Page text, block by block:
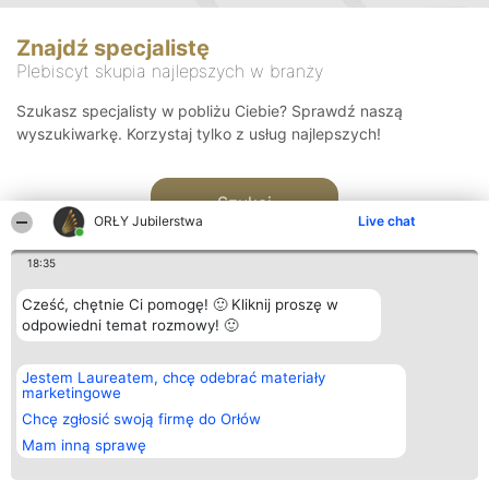
ORŁY Jubilerstwa Live chat
18:35
Cześć, chętnie Ci pomogę! 🙂 Kliknij proszę w
odpowiedni temat rozmowy! 🙂
Jestem Laureatem, chcę odebrać materiały
marketingowe
Chcę zgłosić swoją firmę do Orłów
Mam inną sprawę
Znajdź specjalistę
Plebiscyt skupia najlepszych w branży
Szukasz specjalisty w pobliżu Ciebie? Sprawdź naszą
wyszukiwarkę. Korzystaj tylko z usług najlepszych!
Szukaj
Organizator plebiscytu
Bright Side Solutions sp. z o.
o. sp. k.
ul. Ruska 22
Wrocław 50-079
KRS 0000749100 | Regon
381313360 | NIP 8943132676
Plebiscyt
Laureaci
wszystkich
Laureatów
Regulamin
Kontakt
Kontakt